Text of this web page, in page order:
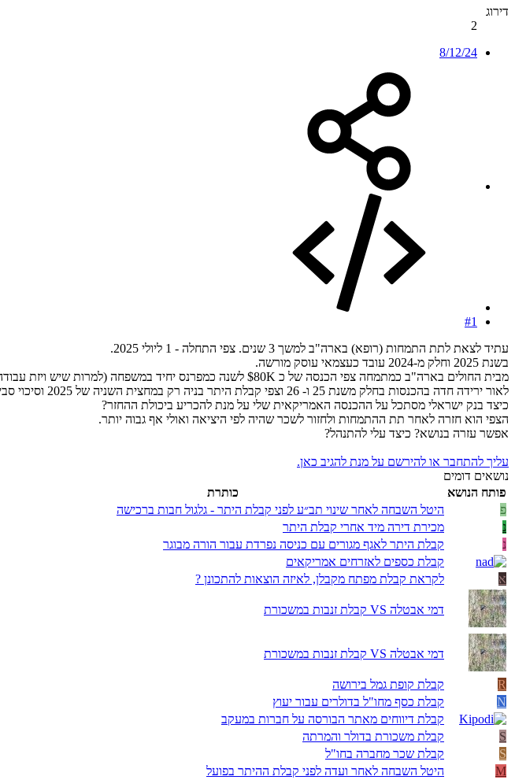
דירוג
2
8/12/24
#1
עתיד לצאת לתת התמחות (רופא) בארה"ב למשך 3 שנים. צפי התחלה - 1 ליולי 2025.
בשנת 2025 וחלק מ-2024 עובד כעצמאי עוסק מורשה.
מבית החולים בארה"ב כמתמחה צפי הכנסה של כ 80K$ לשנה כמפרנס יחיד במשפחה (למרות שיש ויזת עבודה לבת הזוג אך עוסקת בתזונה, ענין הדורש רישוי אמריקאי).
לאור ירידה חדה בהכנסות בחלק משנת 25 ו- 26 וצפי קבלת היתר בניה רק במחצית השניה של 2025 וסיכוי סביר גם 2026 ולכן גם משכנתא, ייתכן והבנק בארץ לא יאשר את גובה המימון אליו אני מכוון.
כיצד בנק ישראלי מסתכל על ההכנסה האמריקאית שלי על מנת להכריע ביכולת ההחזר?
הצפי הוא חזרה לאחר תת ההתמחות ולחזור לשכר שהיה לפי היציאה ואולי אף גבוה יותר.
אפשר עזרה בנושא? כיצד עלי להתנהל?
עליך להתחבר או להירשם על מנת להגיב כאן.
נושאים דומים
פותח הנושא
כותרת
פ
היטל השבחה לאחר שינוי תב״ע לפני קבלת היתר - גלגול חבות ברכישה
נ
מכירת דירה מיד אחרי קבלת היתר
נ
קבלת היתר לאגף מגורים עם כניסה נפרדת עבור הורה מבוגר
קבלת כספים לאזרחים אמריקאים
א
לקראת קבלת מפתח מקבלן, לאיזה הוצאות להתכונן ?
דמי אבטלה VS קבלת זנבות במשכורת
דמי אבטלה VS קבלת זנבות במשכורת
R קבלת קופת גמל בירושה
N
קבלת כסף מחו"ל בדולרים עבור יעוץ
קבלת דיווחים מאתר הבורסה על חברות במעקב
S
קבלת משכורת בדולר והמרתה
S
קבלת שכר מחברה בחו"ל
M
היטל השבחה לאחר ועדה לפני קבלת ההיתר בפועל